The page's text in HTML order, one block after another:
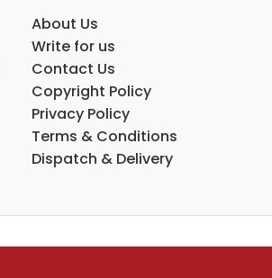
About Us
Write for us
Contact Us
Copyright Policy
Privacy Policy
Terms & Conditions
Dispatch & Delivery